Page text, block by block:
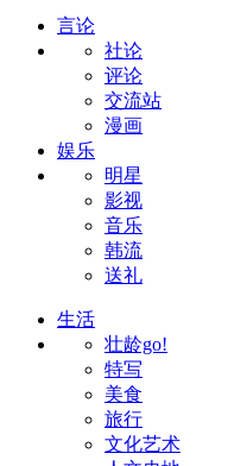
言论
社论
评论
交流站
漫画
娱乐
明星
影视
音乐
韩流
送礼
生活
壮龄go!
特写
美食
旅行
文化艺术